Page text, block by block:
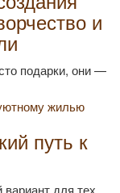
и
подарки, они —
путь к
для тех,